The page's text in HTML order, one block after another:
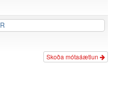
Skoða mótaáætlun